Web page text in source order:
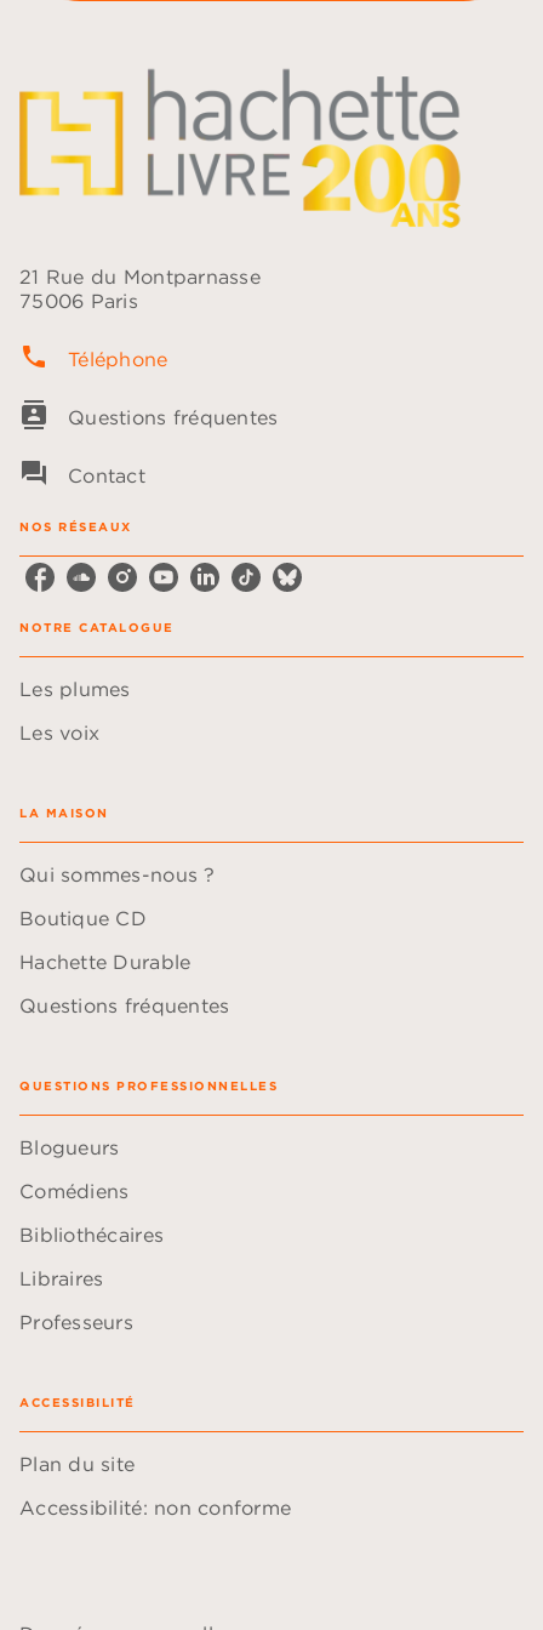
21 Rue du Montparnasse
75006 Paris
phone Téléphone
contacts Questions fréquentes
question_answer Contact
NOS RÉSEAUX
NOTRE CATALOGUE
Les plumes
Les voix
LA MAISON
Qui sommes-nous ?
Boutique CD
Hachette Durable
Questions fréquentes
QUESTIONS PROFESSIONNELLES
Blogueurs
Comédiens
Bibliothécaires
Libraires
Professeurs
ACCESSIBILITÉ
Plan du site
Accessibilité: non conforme